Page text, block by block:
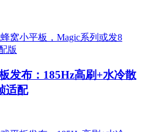
发布：185Hz高刷+水冷散
适配